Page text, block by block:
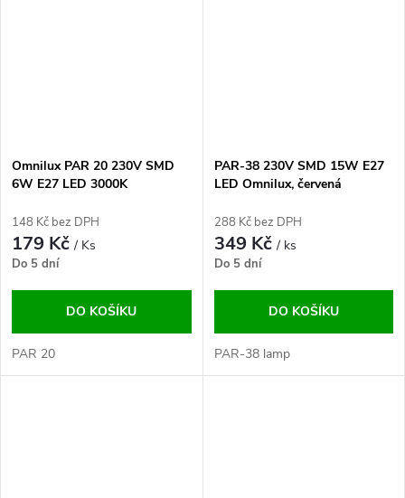
Omnilux PAR 20 230V SMD
6W E27 LED 3000K
148 Kč bez DPH
179 Kč/ Ks
Do 5 dní
DO KOŠÍKU
PAR 20
PAR-38 230V SMD 15W E27
LED Omnilux, červená
288 Kč bez DPH
349 Kč/ ks
Do 5 dní
DO KOŠÍKU
PAR-38 lamp